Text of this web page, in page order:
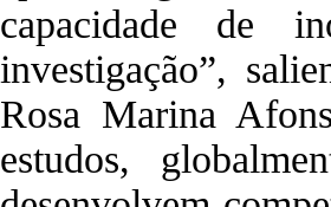
capacidade de
investigação”,
Rosa Marina
estudos,